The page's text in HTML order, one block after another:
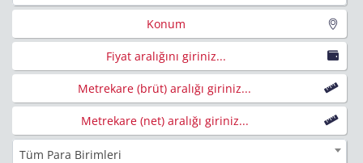
Konum
Fiyat aralığını giriniz...
Metrekare (brüt) aralığı giriniz...
Metrekare (net) aralığı giriniz...
Tüm Para Birimleri